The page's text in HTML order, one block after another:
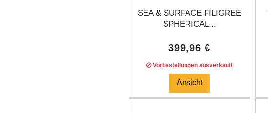
SEA & SURFACE FILIGREE
SPHERICAL...
399,96 €
Vorbestellungen ausverkauft
Ansicht